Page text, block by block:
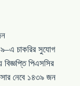
চাকরির সুযোগ
বিজ্ঞপ্তি পিএসসির
নেবে ১৪৩৯ জন